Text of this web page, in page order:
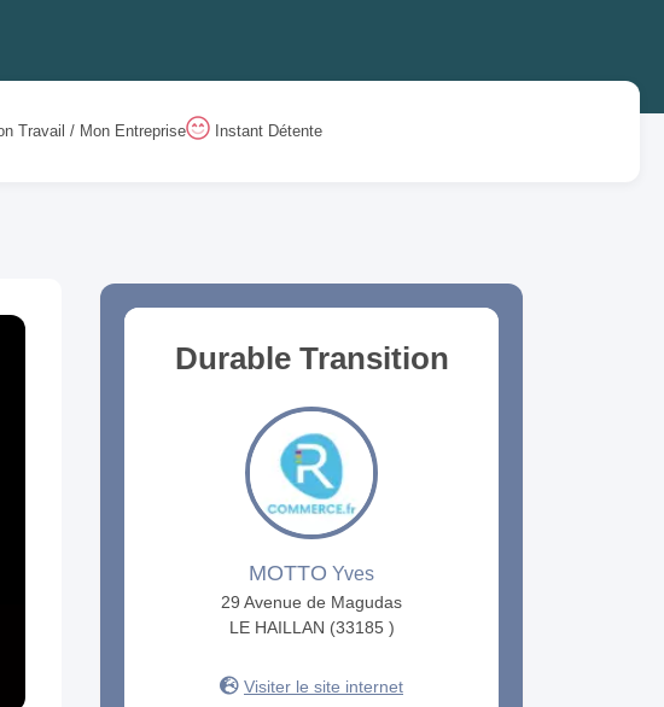
Travail / Mon Entreprise Instant Détente
Durable Transition
MOTTO Yves
29 Avenue de Magudas
LE HAILLAN (33185 )
Visiter le site internet